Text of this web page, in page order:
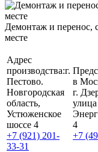
Демонтаж и
месте
Адрес
производства:г.
Пестово.
Новгородская
область,
Устюженское
шоссе 4
+7 (921) 201-
33-31
в
г.
улица
4
+7